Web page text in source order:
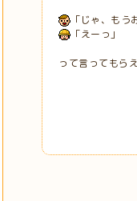
「じゃ、もう
「えーっ」
って言ってもら